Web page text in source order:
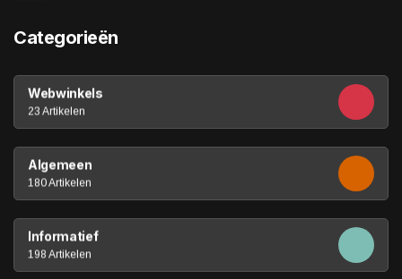
Categorieën
Webwinkels
23 Artikelen
Algemeen
180 Artikelen
Informatief
198 Artikelen